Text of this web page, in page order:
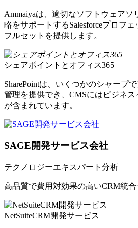
Ammaiyaは、適切なソフトウェアソ
略をサポートするSalesforceプロフ
フルセットを提供します。
シェアポイントとオフィス365
SharePointは、いくつかのシャープ
管理を提供でき、CMSにはビジネ
が含まれています。
SAGE開発サービス会社
テクノロジーエキスパート分析
高品質で費用対効果の高いCRM統
NetSuiteCRM開発サービス